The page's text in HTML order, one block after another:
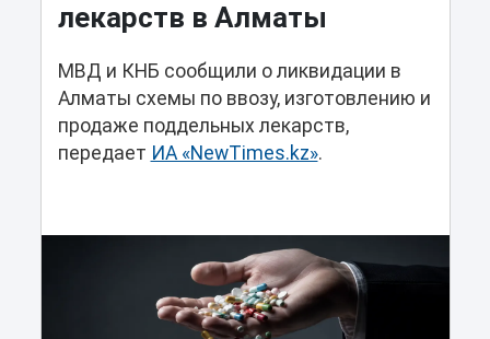
лекарств в Алматы
МВД и КНБ сообщили о ликвидации в
Алматы схемы по ввозу, изготовлению и
продаже поддельных лекарств,
передает ИА «NewTimes.kz».